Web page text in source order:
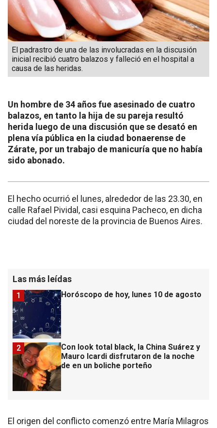
El padrastro de una de las involucradas en la discusión
inicial recibió cuatro balazos y falleció en el hospital a
causa de las heridas.
Un hombre de 34 años fue asesinado de cuatro
balazos, en tanto la hija de su pareja resultó
herida luego de una discusión que se desató en
plena vía pública en la ciudad bonaerense de
Zárate, por un trabajo de manicuría que no había
sido abonado.
El hecho ocurrió el lunes, alrededor de las 23.30, en
calle Rafael Pividal, casi esquina Pacheco, en dicha
ciudad del noreste de la provincia de Buenos Aires.
Las más leídas
Horóscopo de hoy, lunes 10 de agosto
1
Con look total black, la China Suárez y
Mauro Icardi disfrutaron de la noche
de en un boliche porteño
2
El origen del conflicto comenzó entre María Milagros